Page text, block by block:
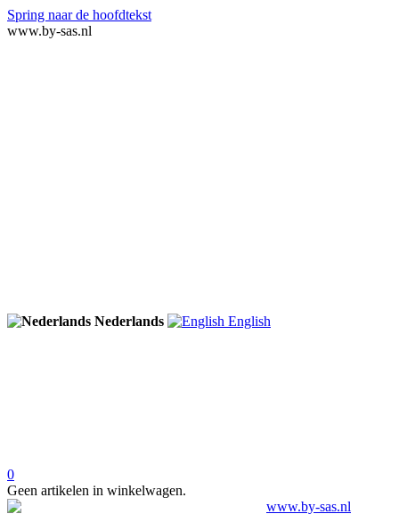
Spring naar de hoofdtekst
www.by-sas.nl
Nederlands English
0
Geen artikelen in winkelwagen.